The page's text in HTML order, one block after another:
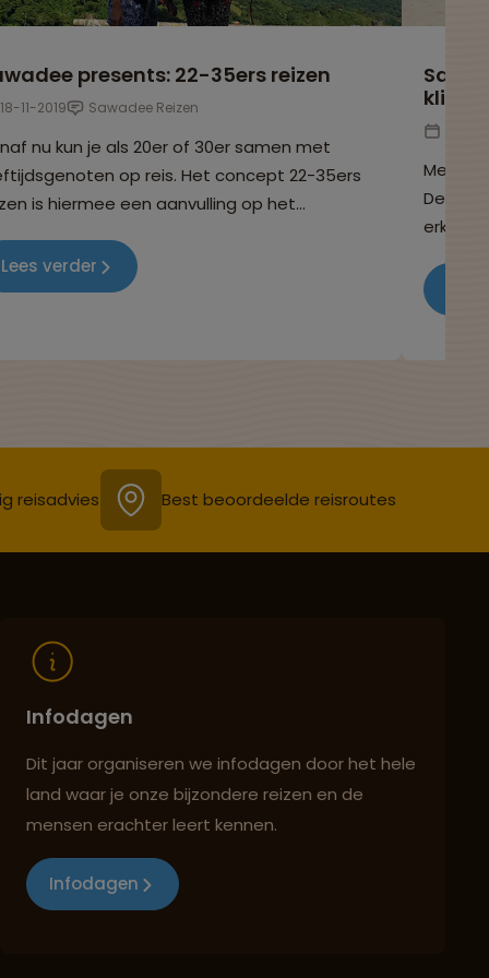
presents: 22-35ers reizen
18-11-2019 Sawadee Reizen
nu kun je als 20er of 30er samen met
op reis. Het concept 22-35ers
is hiermee een aanvulling op het
je zoal kan verwachten op deze reizen welke
dit zijn?
Lees verder
Met
reisadvies Best beoordeelde reisroutes
Infodagen
Dit jaar organiseren we infodagen door het hele
land waar je onze bijzondere reizen en de
mensen erachter leert kennen.
Infodagen